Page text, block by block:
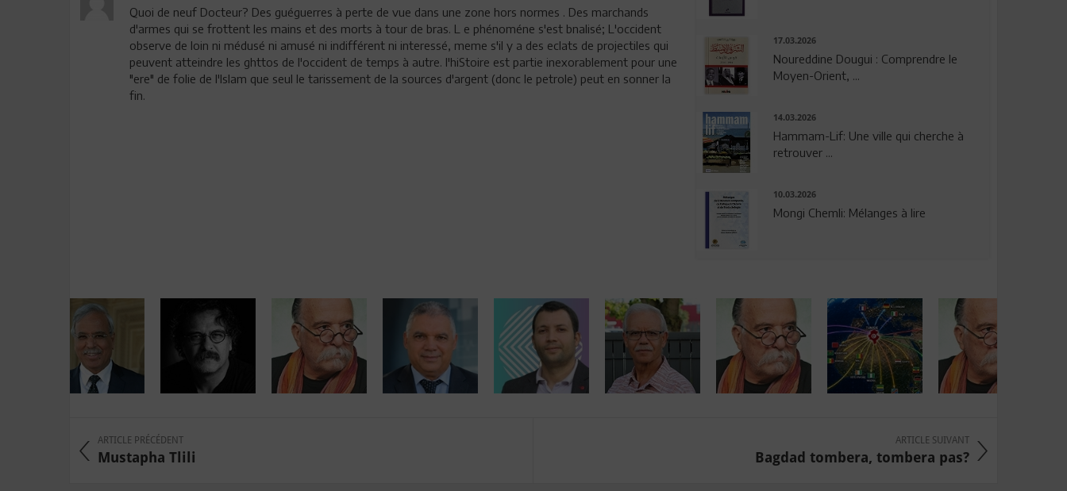
Quoi de neuf Docteur? Des guéguerres à perte de vue dans une zone hors normes . Des marchands
d'armes qui se frottent les mains et des morts à tour de bras. L e phénoméne s'est bnalisé; L'occident
observe de loin ni médusé ni amusé ni indifférent ni interessé, meme s'il y a des eclats de projectiles qui
peuvent atteindre les ghttos de l'occident de temps à autre. l'hiStoire est partie inexorablement pour une
"ere" de folie de l'Islam que seul le tarissement de la sources d'argent (donc le petrole) peut en sonner la
fin.
17.03.2026
Noureddine Dougui : Comprendre le
Moyen-Orient, ...
14.03.2026
Hammam-Lif: Une ville qui cherche à
retrouver ...
10.03.2026
Mongi Chemli: Mélanges à lire
ARTICLE PRÉCÉDENT
Mustapha Tlili
ARTICLE SUIVANT
Bagdad tombera, tombera pas?